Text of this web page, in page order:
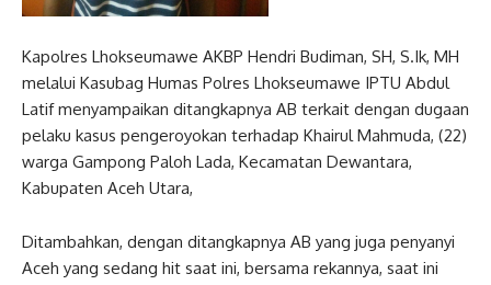
Kapolres Lhokseumawe AKBP Hendri Budiman, SH, S.Ik, MH
melalui Kasubag Humas Polres Lhokseumawe IPTU Abdul
Latif menyampaikan ditangkapnya AB terkait dengan dugaan
pelaku kasus pengeroyokan terhadap Khairul Mahmuda, (22)
warga Gampong Paloh Lada, Kecamatan Dewantara,
Kabupaten Aceh Utara,
Ditambahkan, dengan ditangkapnya AB yang juga penyanyi
Aceh yang sedang hit saat ini, bersama rekannya, saat ini